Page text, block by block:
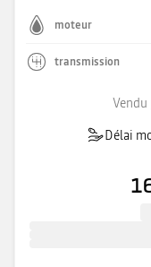
moteur
transmission
Vendu
Délai